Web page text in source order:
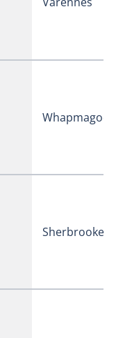
Sherbrooke